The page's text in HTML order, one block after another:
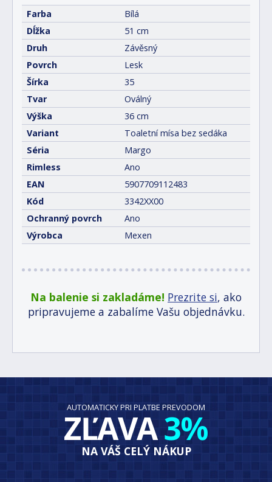
Farba
Bílá
Dĺžka
51 cm
Druh
Závěsný
Povrch
Lesk
Šírka
35
Tvar
Oválný
Výška
36 cm
Variant
Toaletní mísa bez sedáka
Séria
Margo
Rimless
Ano
EAN
5907709112483
Kód
3342XX00
Ochranný povrch
Ano
Výrobca
Mexen
Na balenie si zakladáme! Prezrite si, ako
pripravujeme a zabalíme Vašu objednávku.
AUTOMATICKY PRI PLATBE PREVODOM
ZĽAVA3%
NA VÁŠ CELÝ NÁKUP